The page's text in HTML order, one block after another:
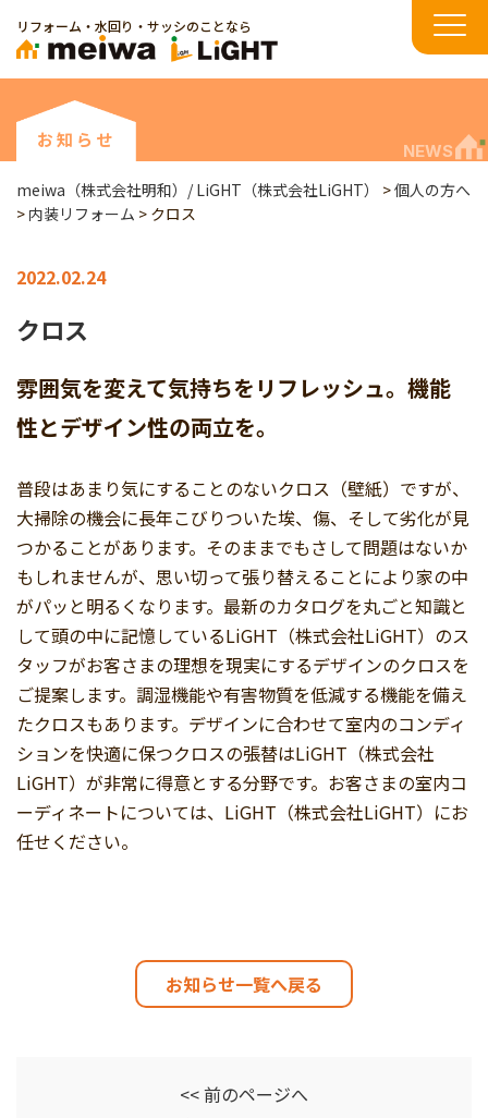
リフォーム・水回り・サッシのことなら
お知らせ
NEWS
meiwa（株式会社明和）/ LiGHT（株式会社LiGHT） >個人の方へ
> 内装リフォーム > クロス
2022.02.24
クロス
雰囲気を変えて気持ちをリフレッシュ。機能
性とデザイン性の両立を。
普段はあまり気にすることのないクロス（壁紙）ですが、
大掃除の機会に長年こびりついた埃、傷、そして劣化が見
つかることがあります。そのままでもさして問題はないか
もしれませんが、思い切って張り替えることにより家の中
がパッと明るくなります。最新のカタログを丸ごと知識と
して頭の中に記憶しているLiGHT（株式会社LiGHT）のス
タッフがお客さまの理想を現実にするデザインのクロスを
ご提案します。調湿機能や有害物質を低減する機能を備え
たクロスもあります。デザインに合わせて室内のコンディ
ションを快適に保つクロスの張替はLiGHT（株式会社
LiGHT）が非常に得意とする分野です。お客さまの室内コ
ーディネートについては、LiGHT（株式会社LiGHT）にお
任せください。
お知らせ一覧へ戻る
<< 前のページへ